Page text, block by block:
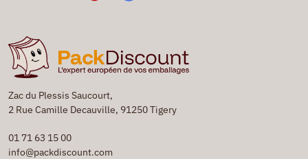
Zac du Plessis Saucourt,
2 Rue Camille Decauville, 91250 Tigery
01 71 63 15 00
info@packdiscount.com